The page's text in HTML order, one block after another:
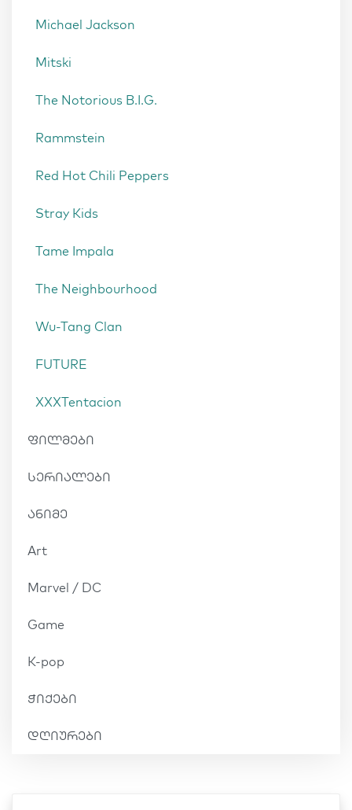
Michael Jackson
Mitski
The Notorious B.I.G.
Rammstein
Red Hot Chili Peppers
Stray Kids
Tame Impala
The Neighbourhood
Wu-Tang Clan
FUTURE
XXXTentacion
ფილმები
სერიალები
ანიმე
Art
Marvel / DC
Game
K-pop
ჭიქები
დღიურები